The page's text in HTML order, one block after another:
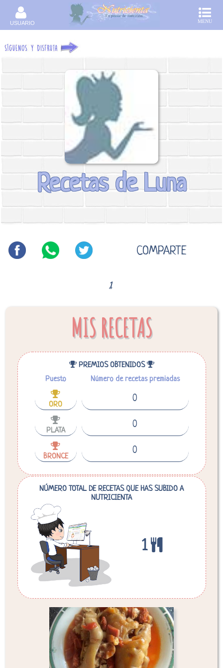
USUARIO MENU
Recetas de Luna
COMPARTE
1
MIS RECETAS
PREMIOS OBTENIDOS
Puesto
Número de recetas premiadas
ORO
0
PLATA
0
BRONCE
0
NÚMERO TOTAL DE RECETAS QUE HAS SUBIDO A
NUTRICIENTA
1
Desglose de calorías